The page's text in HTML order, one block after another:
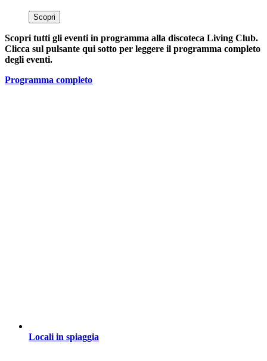
Scopri
Scopri tutti gli eventi in programma alla discoteca Living Club.
Clicca sul pulsante qui sotto per leggere il programma completo
degli eventi.
Programma completo
Locali in spiaggia